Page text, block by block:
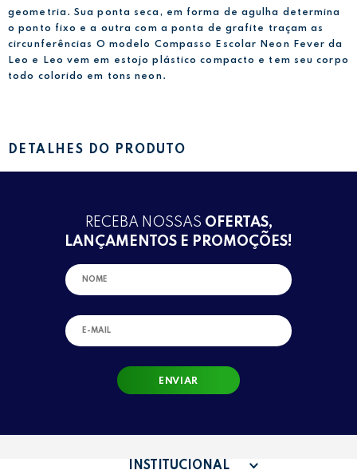
geometria. Sua ponta seca, em forma de agulha determina
o ponto fixo e a outra com a ponta de grafite traçam as
circunferências O modelo Compasso Escolar Neon Fever da
Leo e Leo vem em estojo plástico compacto e tem seu corpo
todo colorido em tons neon.
DETALHES DO PRODUTO
RECEBA NOSSAS OFERTAS,
LANÇAMENTOS E PROMOÇÕES!
ENVIAR
INSTITUCIONAL